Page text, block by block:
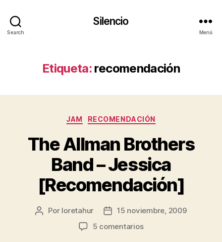
Search
Silencio
Menú
Etiqueta: recomendación
Categorías
JAM RECOMENDACIÓN
The Allman Brothers
Band – Jessica
[Recomendación]
Autor
Por loretahur
Fecha15 noviembre, 2009
5 comentariosen